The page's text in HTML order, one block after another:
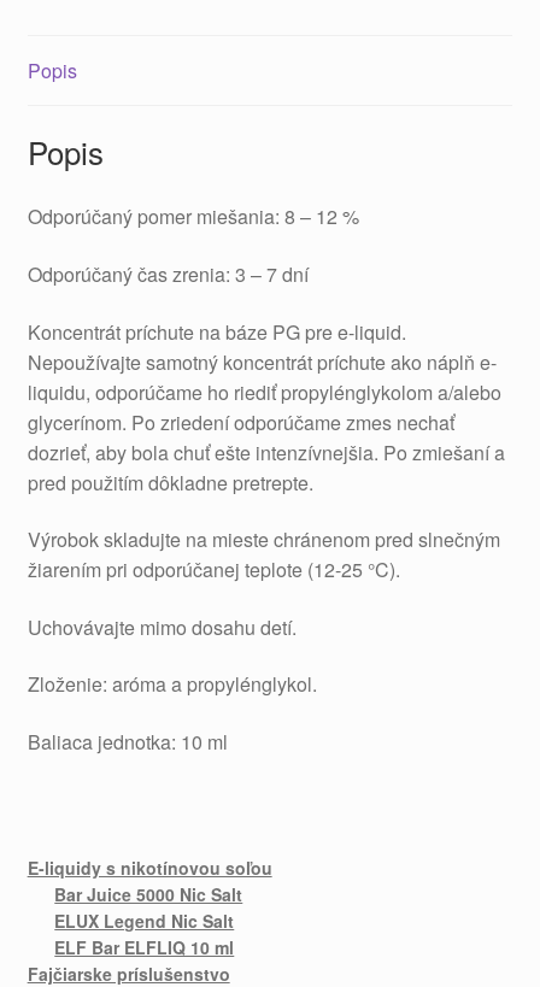
Popis
Popis
Odporúčaný pomer miešania: 8 – 12 %
Odporúčaný čas zrenia: 3 – 7 dní
Koncentrát príchute na báze PG pre e-liquid.
Nepoužívajte samotný koncentrát príchute ako náplň e-
liquidu, odporúčame ho riediť propylénglykolom a/alebo
glycerínom. Po zriedení odporúčame zmes nechať
dozrieť, aby bola chuť ešte intenzívnejšia. Po zmiešaní a
pred použitím dôkladne pretrepte.
Výrobok skladujte na mieste chránenom pred slnečným
žiarením pri odporúčanej teplote (12-25 °C).
Uchovávajte mimo dosahu detí.
Zloženie: aróma a propylénglykol.
Baliaca jednotka: 10 ml
E-liquidy s nikotínovou soľou
Bar Juice 5000 Nic Salt
ELUX Legend Nic Salt
ELF Bar ELFLIQ 10 ml
Fajčiarske príslušenstvo